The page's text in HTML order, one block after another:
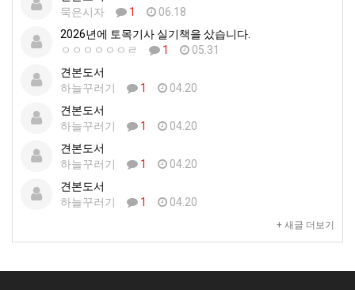
묵은시자
1
06.18
2026년에 토목기사 실기책을 샀습니다.
ㅇㅇㅇㅇㅇㅇㄹ
1
05.31
견본도서
하늘꾸러기
1
04.20
견본도서
하늘꾸러기
1
04.20
견본도서
하늘꾸러기
1
04.20
견본도서
하늘꾸러기
1 04.20
+ 새글 더보기